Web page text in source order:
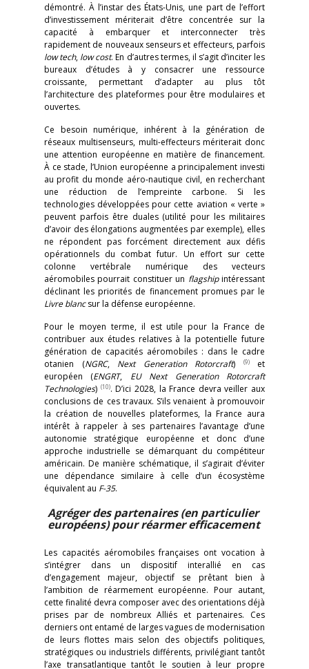
démontré. À l’instar des États-Unis, une part de l’effort
d’investissement mériterait d’être concentrée sur la
capacité à embarquer et interconnecter très
rapidement de nouveaux senseurs et effecteurs, parfois
low tech, low cost. En d’autres termes, il s’agit d’inciter les
bureaux d’études à y consacrer une ressource
croissante, permettant d’adapter au plus tôt
l’architecture des plateformes pour être modulaires et
ouvertes.
Ce besoin numérique, inhérent à la génération de
réseaux multisenseurs, multi-effecteurs mériterait donc
une attention européenne en matière de financement.
À ce stade, l’Union européenne a principalement investi
au profit du monde aéro-nautique civil, en recherchant
une réduction de l’empreinte carbone. Si les
technologies développées pour cette aviation « verte »
peuvent parfois être duales (utilité pour les militaires
d’avoir des élongations augmentées par exemple), elles
ne répondent pas forcément directement aux défis
opérationnels du combat futur. Un effort sur cette
colonne vertébrale numérique des vecteurs
aéromobiles pourrait constituer un flagshipintéressant
déclinant les priorités de financement promues par le
Livre blancsur la défense européenne.
Pour le moyen terme, il est utile pour la France de
contribuer aux études relatives à la potentielle future
génération de capacités aéromobiles : dans le cadre
otanien (NGRC, Next Generation Rotorcraft) (9)et
européen (ENGRT, EU Next Generation Rotorcraft
Technologies) (10). D’ici 2028, la France devra veiller aux
conclusions de ces travaux. S’ils venaient à promouvoir
la création de nouvelles plateformes, la France aura
intérêt à rappeler à ses partenaires l’avantage d’une
autonomie stratégique européenne et donc d’une
approche industrielle se démarquant du compétiteur
américain. De manière schématique, il s’agirait d’éviter
une dépendance similaire à celle d’un écosystème
équivalent au F-35.
Agréger des partenaires (en particulier
européens) pour réarmer efficacement
Les capacités aéromobiles françaises ont vocation à
s’intégrer dans un dispositif interallié en cas
d’engagement majeur, objectif se prêtant bien à
l’ambition de réarmement européenne. Pour autant,
cette finalité devra composer avec des orientations déjà
prises par de nombreux Alliés et partenaires. Ces
derniers ont entamé de larges vagues de modernisation
de leurs flottes mais selon des objectifs politiques,
stratégiques ou industriels différents, privilégiant tantôt
l’axe transatlantique tantôt le soutien à leur propre